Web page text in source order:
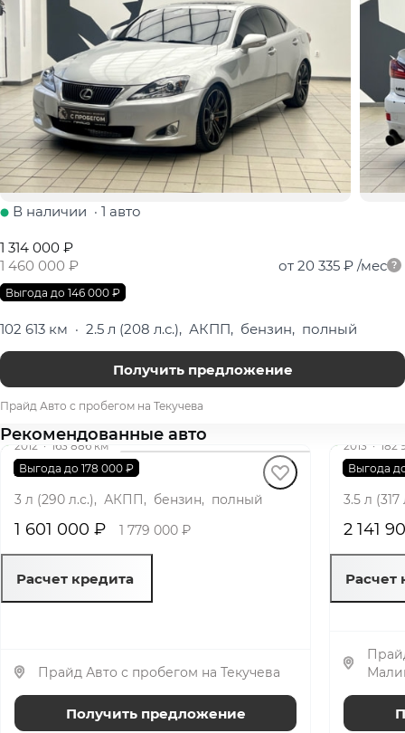
В наличии · 1 авто
1 314 000 ₽
1 460 000 ₽
от 20 335 ₽ /мес
Выгода до 146 000 ₽
102 613 км · 2.5 л (208 л.с.), АКПП, бензин, полный
Получить предложение
Прайд Авто с пробегом на Текучева
Рекомендованные авто
Выгода до 178 000 ₽
2012 · 163 886 км
Audi A8
3 л (290 л.с.), АКПП, бензин, полный
1 601 000 ₽ 1 779 000 ₽
Расчет кредита
Прайд Авто с пробегом на Текучева
Получить предложение
Выгода
2013 · 182
Lexus
3.5 л
2 141
Расчет